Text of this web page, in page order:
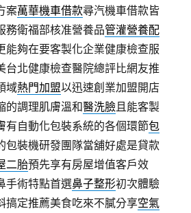
案萬華機車借款尋汽機車借款皆
務衛福部核准營養品管灌營養配
能夠在要客製化企業健康檢查服
台北健康檢查醫院總評比網友推
域熱門加盟以迅速創業加盟開店
的調理肌膚溫和醫洗臉且能客製
有自動化包裝系統的各個環節包
包裝機研發團隊當舖好處是貸款
二胎預先享有房屋增值客戶效
手術特點首選鼻子整形初次體驗
搞定推薦美食吃來不膩分享空氣